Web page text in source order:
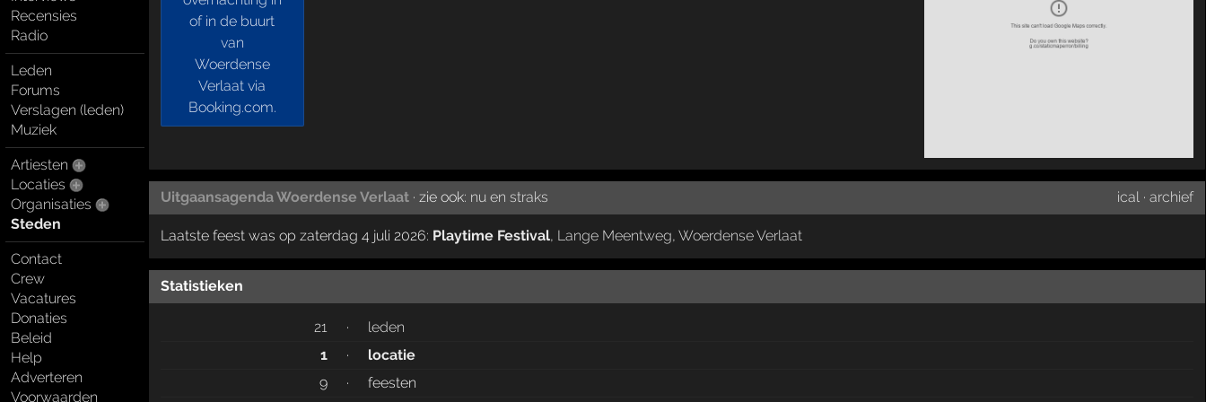
Recensies
Radio
Leden
Forums
Verslagen (leden)
Muziek
Artiesten
Locaties
Organisaties
Steden
Contact
Crew
Vacatures
Donaties
Beleid
Help
Adverteren
Voorwaarden
Uitgaansagenda Woerdense Verlaat· zie ook: nu en straks ical ·archief
Laatste feest was op zaterdag 4 juli 2026: Playtime Festival, Lange Meentweg, Woerdense Verlaat
Statistieken
21 ·
leden
1
·
locatie
9
· feesten